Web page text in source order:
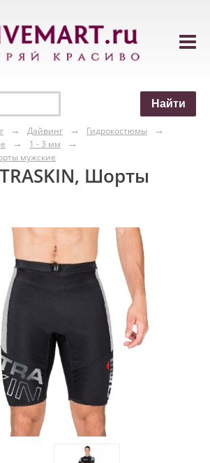
Дайвинг
Гидрокостюмы
1 - 3 мм
мужские
Шорты